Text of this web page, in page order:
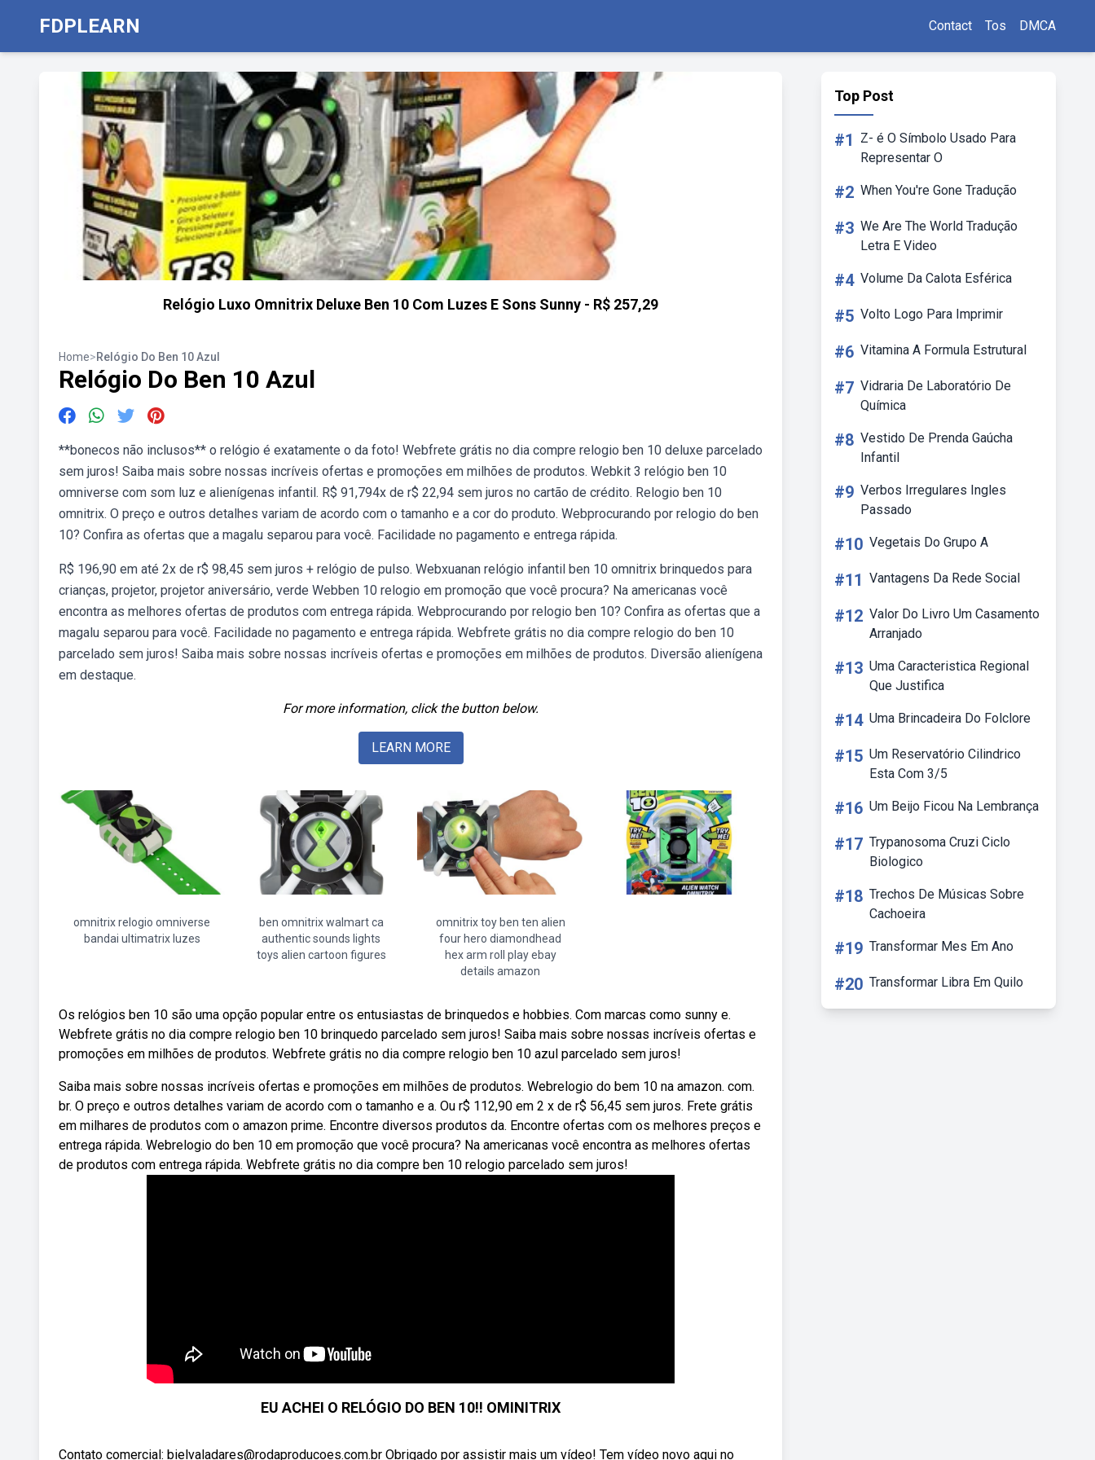
FDPLEARN Contact Tos DMCA
Relógio Luxo Omnitrix Deluxe Ben 10 Com Luzes E Sons Sunny - R$ 257,29
Home>Relógio Do Ben 10 Azul
Relógio Do Ben 10 Azul
**bonecos não inclusos** o relógio é exatamente o da foto! Webfrete grátis no dia compre relogio ben 10 deluxe parcelado
sem juros! Saiba mais sobre nossas incríveis ofertas e promoções em milhões de produtos. Webkit 3 relógio ben 10
omniverse com som luz e alienígenas infantil. R$ 91,794x de r$ 22,94 sem juros no cartão de crédito. Relogio ben 10
omnitrix. O preço e outros detalhes variam de acordo com o tamanho e a cor do produto. Webprocurando por relogio do ben
10? Confira as ofertas que a magalu separou para você. Facilidade no pagamento e entrega rápida.
R$ 196,90 em até 2x de r$ 98,45 sem juros + relógio de pulso. Webxuanan relógio infantil ben 10 omnitrix brinquedos para
crianças, projetor, projetor aniversário, verde Webben 10 relogio em promoção que você procura? Na americanas você
encontra as melhores ofertas de produtos com entrega rápida. Webprocurando por relogio ben 10? Confira as ofertas que a
magalu separou para você. Facilidade no pagamento e entrega rápida. Webfrete grátis no dia compre relogio do ben 10
parcelado sem juros! Saiba mais sobre nossas incríveis ofertas e promoções em milhões de produtos. Diversão alienígena
em destaque.
For more information, click the button below.
LEARN MORE
omnitrix relogio omniverse
bandai ultimatrix luzes
ben omnitrix walmart ca
authentic sounds lights
toys alien cartoon figures
omnitrix toy ben ten alien
four hero diamondhead
hex arm roll play ebay
details amazon
Os relógios ben 10 são uma opção popular entre os entusiastas de brinquedos e hobbies. Com marcas como sunny e.
Webfrete grátis no dia compre relogio ben 10 brinquedo parcelado sem juros! Saiba mais sobre nossas incríveis ofertas e
promoções em milhões de produtos. Webfrete grátis no dia compre relogio ben 10 azul parcelado sem juros!
Saiba mais sobre nossas incríveis ofertas e promoções em milhões de produtos. Webrelogio do bem 10 na amazon. com.
br. O preço e outros detalhes variam de acordo com o tamanho e a. Ou r$ 112,90 em 2 x de r$ 56,45 sem juros. Frete grátis
em milhares de produtos com o amazon prime. Encontre diversos produtos da. Encontre ofertas com os melhores preços e
entrega rápida. Webrelogio do ben 10 em promoção que você procura? Na americanas você encontra as melhores ofertas
de produtos com entrega rápida. Webfrete grátis no dia compre ben 10 relogio parcelado sem juros!
EU ACHEI O RELÓGIO DO BEN 10!! OMINITRIX
Contato comercial: bielvaladares@rodaproducoes.com.br Obrigado por assistir mais um vídeo! Tem vídeo novo aqui no
Top Post
#1
Z- é O Símbolo Usado Para
Representar O
#2 When You're Gone Tradução
#3 We Are The World Tradução
Letra E Video
#4 Volume Da Calota Esférica
#5 Volto Logo Para Imprimir
#6 Vitamina A Formula Estrutural
#7 Vidraria De Laboratório De
Química
#8 Vestido De Prenda Gaúcha
Infantil
#9 Verbos Irregulares Ingles
Passado
#10 Vegetais Do Grupo A
#11 Vantagens Da Rede Social
#12 Valor Do Livro Um Casamento
Arranjado
#13 Uma Caracteristica Regional
Que Justifica
#14 Uma Brincadeira Do Folclore
#15 Um Reservatório Cilindrico
Esta Com 3/5
#16 Um Beijo Ficou Na Lembrança
#17 Trypanosoma Cruzi Ciclo
Biologico
#18 Trechos De Músicas Sobre
Cachoeira
#19 Transformar Mes Em Ano
#20 Transformar Libra Em Quilo